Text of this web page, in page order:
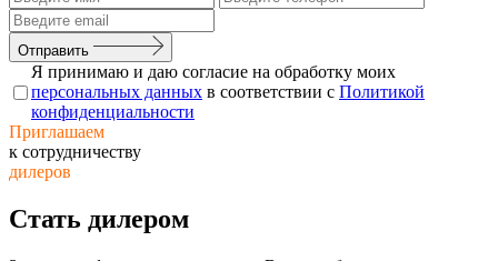
Отправить
Я принимаю и даю согласие на обработку моих
персональных данных в соответствии с Политикой
конфиденциальности
Приглашаем
к сотрудничеству
дилеров
Стать дилером